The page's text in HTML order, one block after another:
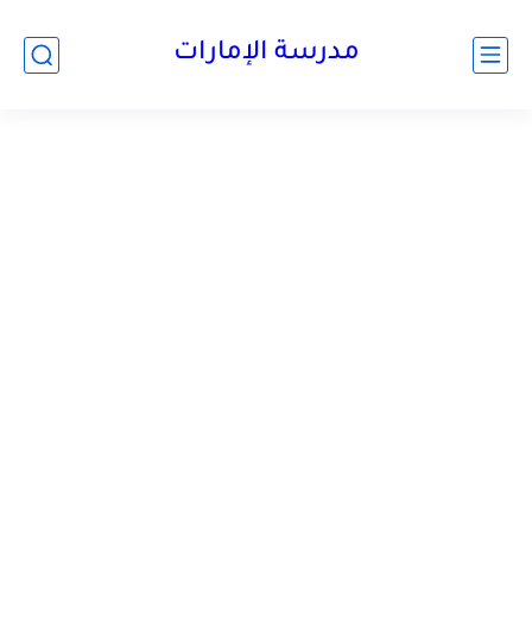
مدرسة الإمارات